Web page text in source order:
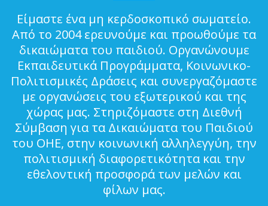
Είμαστε ένα μη κερδοσκοπικό σωματείο.
Από το 2004 ερευνούμε και προωθούμε τα
δικαιώματα του παιδιού. Οργανώνουμε
Εκπαιδευτικά Προγράμματα, Κοινωνικο-
Πολιτισμικές Δράσεις και συνεργαζόμαστε
με οργανώσεις του εξωτερικού και της
χώρας μας. Στηριζόμαστε στη Διεθνή
Σύμβαση για τα Δικαιώματα του Παιδιού
του ΟΗΕ, στην κοινωνική αλληλεγγύη, την
πολιτισμική διαφορετικότητα και την
εθελοντική προσφορά των μελών και
φίλων μας.